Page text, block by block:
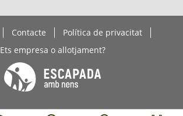
Contacte
Política de privacitat
Ets empresa o allotjament?